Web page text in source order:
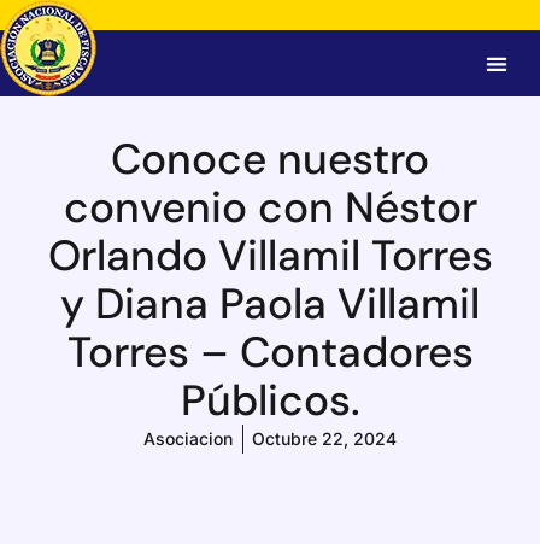
Conoce nuestro
convenio con Néstor
Orlando Villamil Torres
y Diana Paola Villamil
Torres – Contadores
Públicos.
Asociacion Octubre 22, 2024